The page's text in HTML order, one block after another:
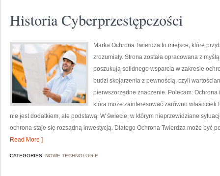
Historia Cyberprzestępczości
Marka Ochrona Twierdza to miejsce, które
zrozumiały. Strona została opracowana z
poszukują solidnego wsparcia w zakresie
budzi skojarzenia z pewnością, czyli
pierwszorzędne znaczenie. Polecam:
która może zainteresować zarówno
nie jest dodatkiem, ale podstawą. W świecie, w którym nieprzewidziane
ochrona staje się rozsądną inwestycją. Dlatego Ochrona Twierdza może być
Read More ]
CATEGORIES: NOWE TECHNOLOGIE